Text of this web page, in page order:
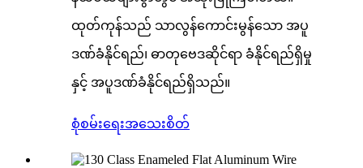
ထုတ်ကုန်သည် သာလွန်ကောင်းမွန်သော အပူ
ဒဏ်ခံနိုင်ရည်၊ ဓာတုဗေဒဆိုင်ရာ ခံနိုင်ရည်ရှိမှု
နှင့် အပူဒဏ်ခံနိုင်ရည်ရှိသည်။
စုံစမ်းရေးအသေးစိတ်